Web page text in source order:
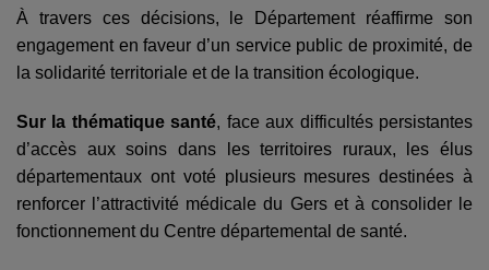
À travers ces décisions, le Département réaffirme son
engagement en faveur d’un service public de proximité, de
la solidarité territoriale et de la transition écologique.
Sur la thématique santé, face aux difficultés persistantes
d’accès aux soins dans les territoires ruraux, les élus
départementaux ont voté plusieurs mesures destinées à
renforcer l’attractivité médicale du Gers et à consolider le
fonctionnement du Centre départemental de santé.